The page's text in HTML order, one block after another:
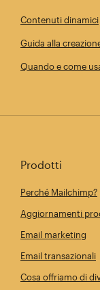
Contenuti dinamici
Guida alla
Quando e come
Prodotti
Perché Mailchimp?
Aggiornamenti
Email marketing
Email transazionali
Cosa offriamo di